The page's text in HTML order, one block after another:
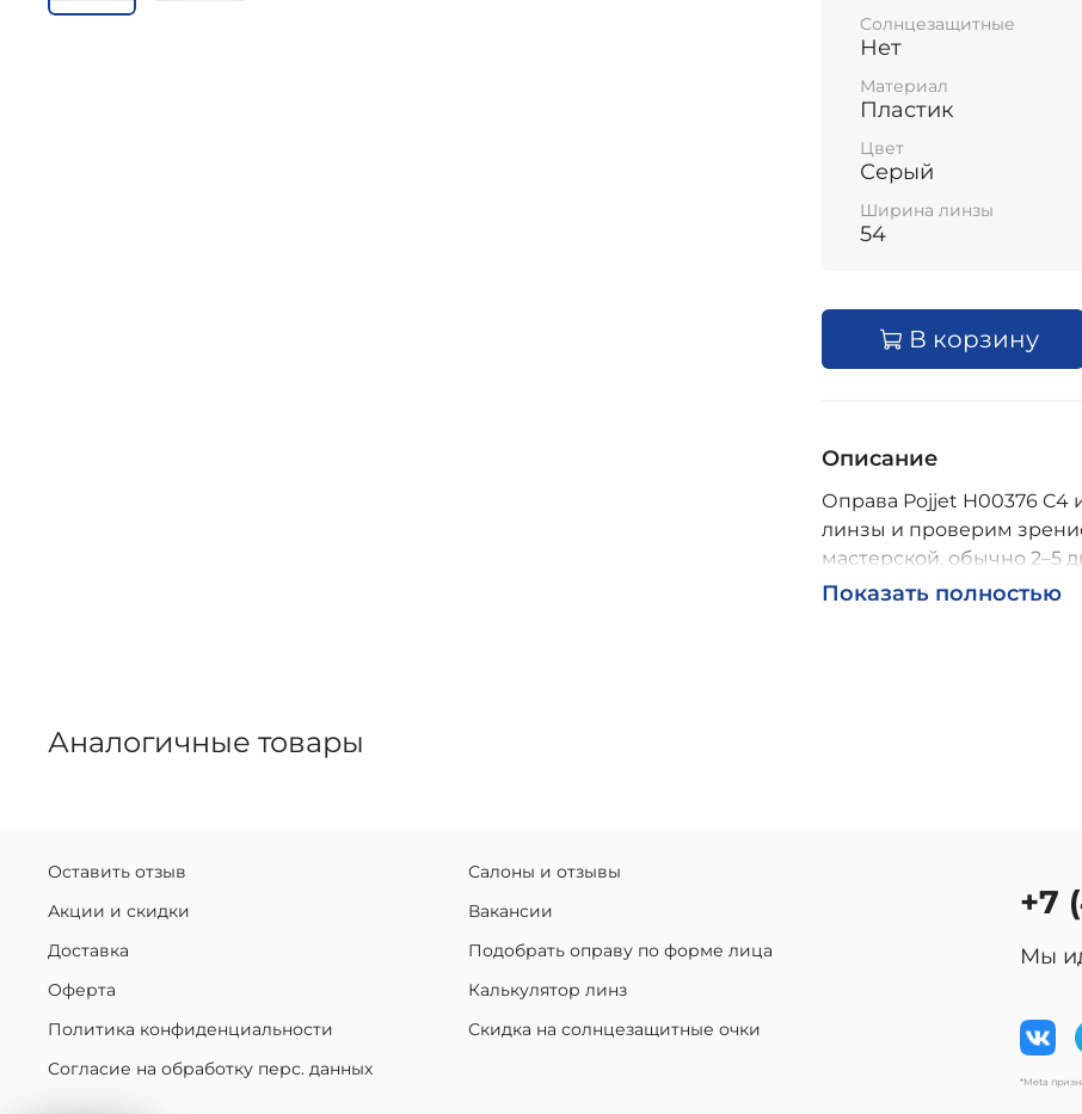
Солнцезащитные
Нет
Материал
Пластик
Цвет
Серый
Ширина линзы
54
В корзину
Описание
Оправа Pojjet H00376 C4
линзы и проверим
мастерской, обычно 2–5
Возможна доставка по
Показать полностью
Аналогичные товары
Оставить отзыв
Акции и скидки
Доставка
Оферта
Политика конфиденциальности
Согласие на обработку перс. данных
Салоны и отзывы
Вакансии
Подобрать оправу по форме лица
Калькулятор линз
Скидка на солнцезащитные очки
+7
Мы
*Meta